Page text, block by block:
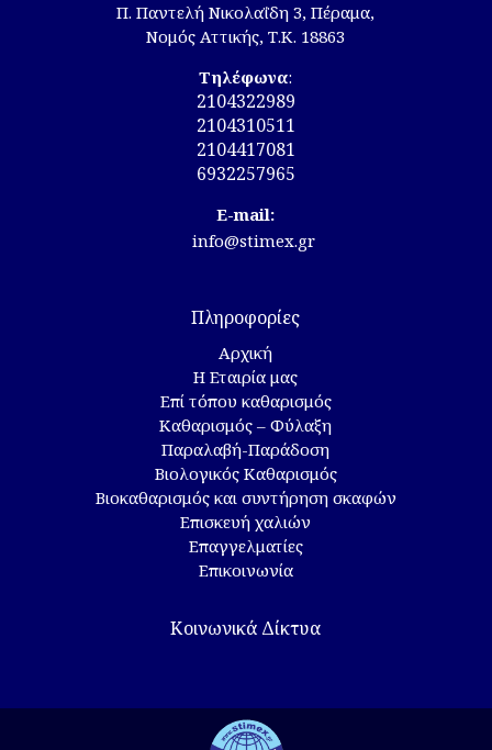
Π. Παντελή Νικολαΐδη 3, Πέραμα,
Νομός Αττικής, Τ.Κ. 18863
Τηλέφωνα:
2104322989
2104310511
2104417081
6932257965
E-mail:
info@stimex.gr
Πληροφορίες
Αρχική
Η Εταιρία μας
Επί τόπου καθαρισμός
Καθαρισμός – Φύλαξη
Παραλαβή-Παράδοση
Βιολογικός Καθαρισμός
Βιοκαθαρισμός και συντήρηση σκαφών
Επισκευή χαλιών
Επαγγελματίες
Επικοινωνία
Κοινωνικά Δίκτυα